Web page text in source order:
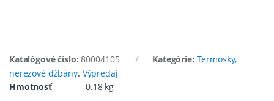
Katalógové číslo:80004105 Kategórie: Termosky,
nerezové džbány, Výpredaj
Hmotnosť
0.18 kg